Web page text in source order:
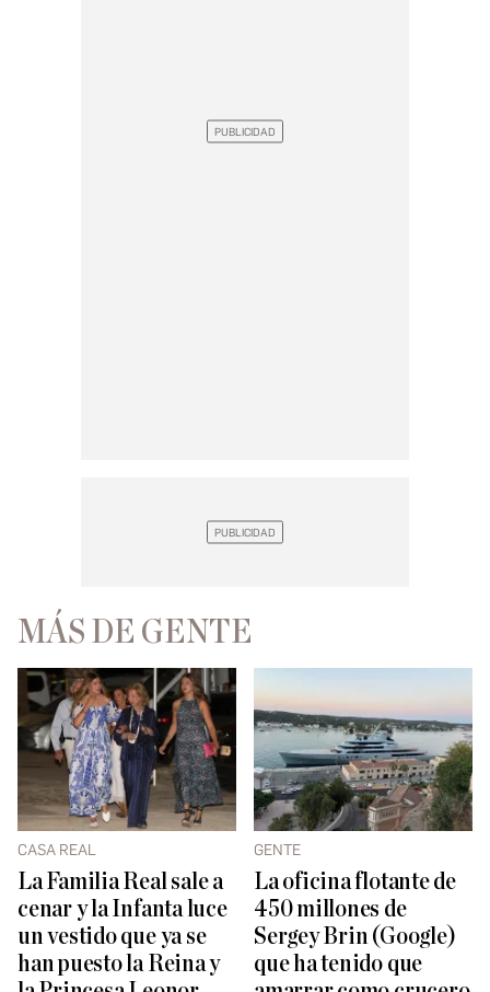
MÁS DE GENTE
CASA REAL
La Familia Real sale a
cenar y la Infanta luce
un vestido que ya se
han puesto la Reina y
GENTE
La oficina flotante de
450 millones de
Sergey Brin (Google)
que ha tenido que